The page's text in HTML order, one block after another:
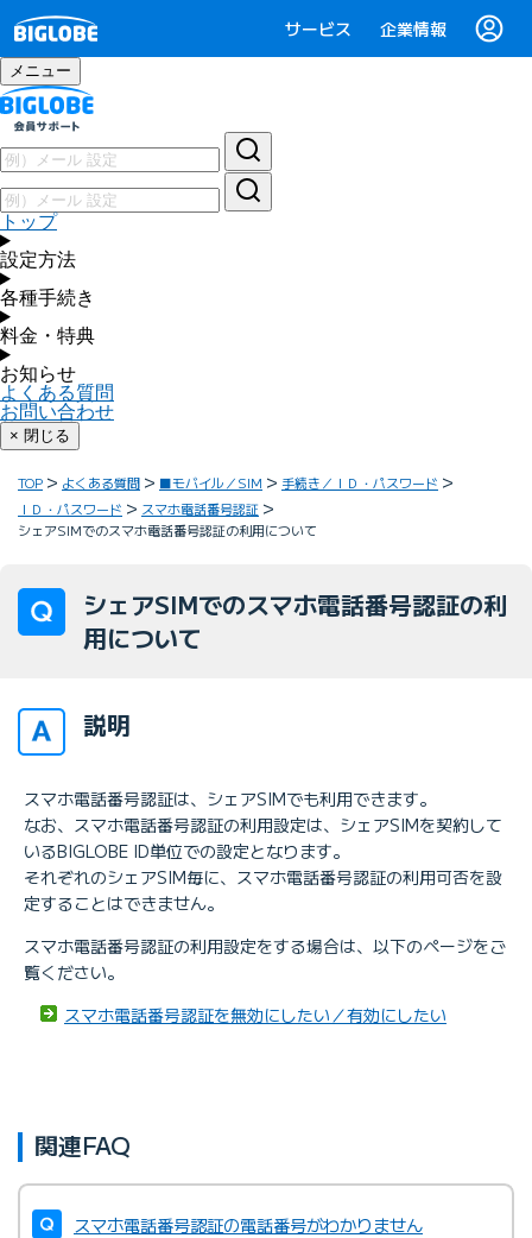
サービス 企業情報
メニュー
トップ
設定方法
各種手続き
料金・特典
お知らせ
よくある質問
お問い合わせ
× 閉じる
TOP よくある質問 ■モバイル／SIM
手続き／ＩＤ・パスワード
ＩＤ・パスワード
スマホ電話番号認証
シェアSIMでのスマホ電話番号認証の利用について
シェアSIMでのスマホ電話番号認証の利
用について
説明
スマホ電話番号認証は、シェアSIMでも利用できます。
なお、スマホ電話番号認証の利用設定は、シェアSIMを契約して
いるBIGLOBE ID単位での設定となります。
それぞれのシェアSIM毎に、スマホ電話番号認証の利用可否を設
定することはできません。
スマホ電話番号認証の利用設定をする場合は、以下のページをご
覧ください。
スマホ電話番号認証を無効にしたい／有効にしたい
関連FAQ
スマホ電話番号認証の電話番号がわかりません